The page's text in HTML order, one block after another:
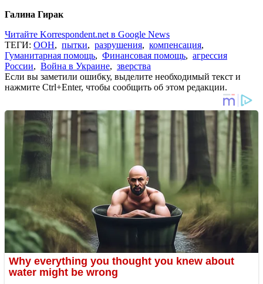
Галина Гирак
Читайте Korrespondent.net в Google News
ТЕГИ: ООН, пытки, разрушения, компенсация,
Гуманитарная помощь, Финансовая помощь, агрессия
России, Война в Украине, зверства
Если вы заметили ошибку, выделите необходимый текст и
нажмите Ctrl+Enter, чтобы сообщить об этом редакции.